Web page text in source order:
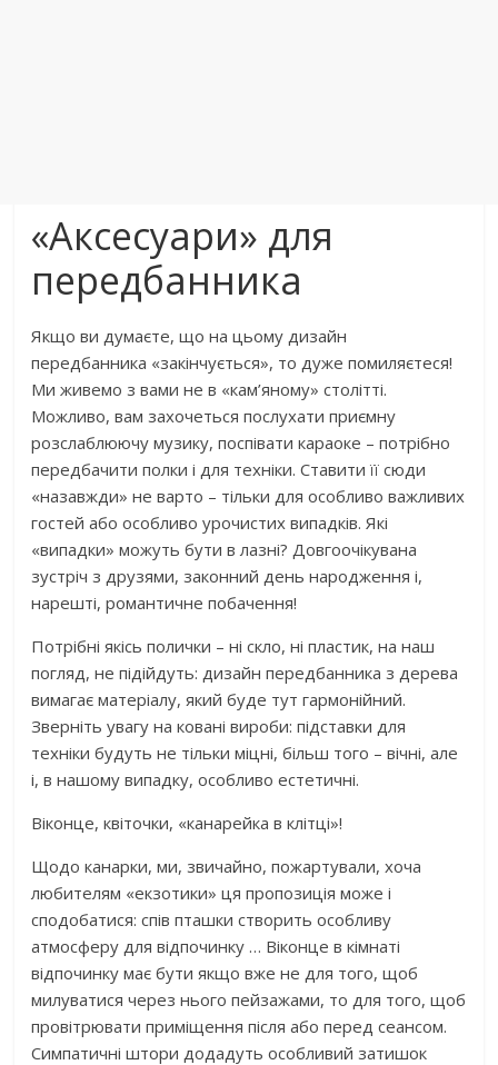
«Аксесуари» для
передбанника
Якщо ви думаєте, що на цьому дизайн
передбанника «закінчується», то дуже помиляєтеся!
Ми живемо з вами не в «кам’яному» столітті.
Можливо, вам захочеться послухати приємну
розслаблюючу музику, поспівати караоке – потрібно
передбачити полки і для техніки. Ставити її сюди
«назавжди» не варто – тільки для особливо важливих
гостей або особливо урочистих випадків. Які
«випадки» можуть бути в лазні? Довгоочікувана
зустріч з друзями, законний день народження і,
нарешті, романтичне побачення!
Потрібні якісь полички – ні скло, ні пластик, на наш
погляд, не підійдуть: дизайн передбанника з дерева
вимагає матеріалу, який буде тут гармонійний.
Зверніть увагу на ковані вироби: підставки для
техніки будуть не тільки міцні, більш того – вічні, але
і, в нашому випадку, особливо естетичні.
Віконце, квіточки, «канарейка в клітці»!
Щодо канарки, ми, звичайно, пожартували, хоча
любителям «екзотики» ця пропозиція може і
сподобатися: спів пташки створить особливу
атмосферу для відпочинку … Віконце в кімнаті
відпочинку має бути якщо вже не для того, щоб
милуватися через нього пейзажами, то для того, щоб
провітрювати приміщення після або перед сеансом.
Симпатичні штори додадуть особливий затишок